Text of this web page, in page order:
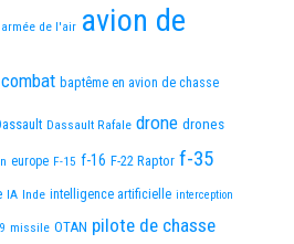
armée de l'air avion de
baptême en avion de chasse
Dassault Rafale drone drones
europe F-15 f-16 F-22 Raptor f-35
IA Inde intelligence artificielle interception
missile OTAN pilote de chasse